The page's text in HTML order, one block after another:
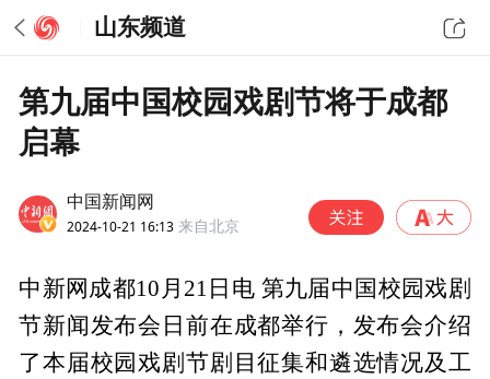
山东频道
第九届中国校园戏剧节将于成都
启幕
中国新闻网
2024-10-21 16:13 来自北京
中新网成都10月21日电 第九届中国校园戏剧
节新闻发布会日前在成都举行，发布会介绍
了本届校园戏剧节剧目征集和遴选情况及工